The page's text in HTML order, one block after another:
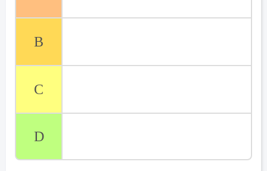
B
C
D